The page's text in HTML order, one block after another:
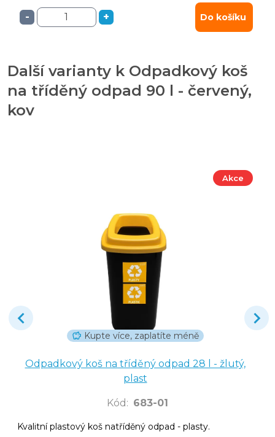
- + Do košíku
Další varianty k Odpadkový koš
na tříděný odpad 90 l - červený,
kov
Akce
Kupte více, zaplatíte méně
Odpadkový koš na tříděný odpad 28 l - žlutý,
plast
Kód : 683-01
Kvalitní plastový koš natříděný odpad - plasty.